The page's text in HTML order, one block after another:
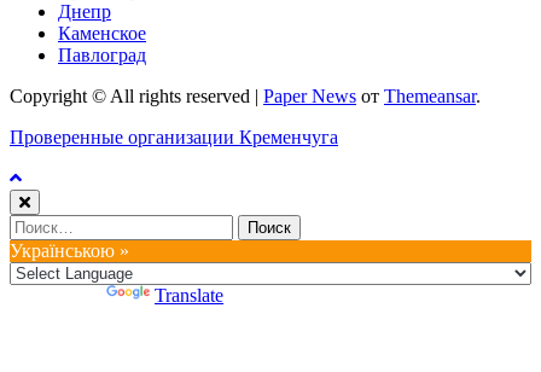
Днепр
Каменское
Павлоград
Copyright © All rights reserved
Paper News от Themeansar.
Проверенные организации Кременчуга
Найти:
Українською »
Translate